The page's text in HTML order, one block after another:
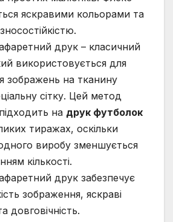
яскравими кольорами та
друк – класичний
використовується для
зображень на тканину
сітку. Цей метод
на друк футболок
тиражах, оскільки
виробу зменшується
кількості.
друк забезпечує
зображення, яскраві
довговічність.